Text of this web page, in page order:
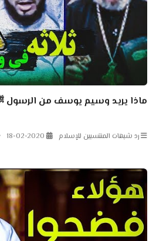
ماذا يريد وسيم يوسف من الرسول
رد شبهات المنتسبين للإسلام 18-02-2020